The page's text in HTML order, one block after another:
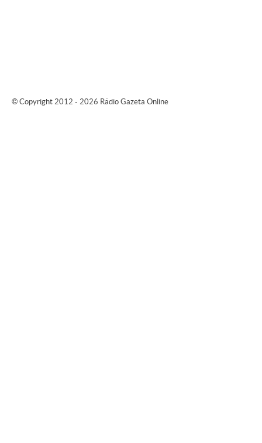
© Copyright 2012 - 2026 Rádio Gazeta Online